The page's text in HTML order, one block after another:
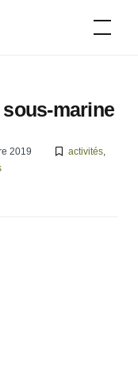
marine
2019 activités,